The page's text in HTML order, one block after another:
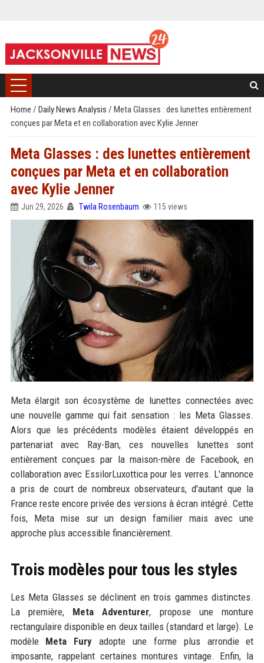
Home / Daily News Analysis / Meta Glasses : des lunettes entièrement
conçues par Meta et en collaboration avec Kylie Jenner
Meta Glasses : des lunettes entièrement
conçues par Meta et en collaboration
avec Kylie Jenner
Jun 29, 2026 Twila Rosenbaum 115 views
Meta élargit son écosystème de lunettes connectées avec
une nouvelle gamme qui fait sensation : les Meta Glasses.
Alors que les précédents modèles étaient développés en
partenariat avec Ray-Ban, ces nouvelles lunettes sont
entièrement conçues par la maison-mère de Facebook, en
collaboration avec EssilorLuxottica pour les verres. L'annonce
a pris de court de nombreux observateurs, d'autant que la
France reste encore privée des versions à écran intégré. Cette
fois, Meta mise sur un design familier mais avec une
approche plus accessible financièrement.
Trois modèles pour tous les styles
Les Meta Glasses se déclinent en trois gammes distinctes.
La première, Meta Adventurer, propose une monture
rectangulaire disponible en deux tailles (standard et large). Le
modèle Meta Fury adopte une forme plus arrondie et
imposante, rappelant certaines montures vintage. Enfin, la